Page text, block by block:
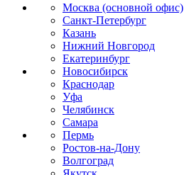
Москва (основной офис)
Санкт-Петербург
Казань
Нижний Новгород
Екатеринбург
Новосибирск
Краснодар
Уфа
Челябинск
Самара
Пермь
Ростов-на-Дону
Волгоград